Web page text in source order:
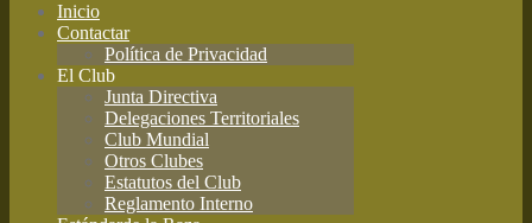
Inicio
Contactar
Política de Privacidad
El Club
Junta Directiva
Delegaciones Territoriales
Club Mundial
Otros Clubes
Estatutos del Club
Reglamento Interno